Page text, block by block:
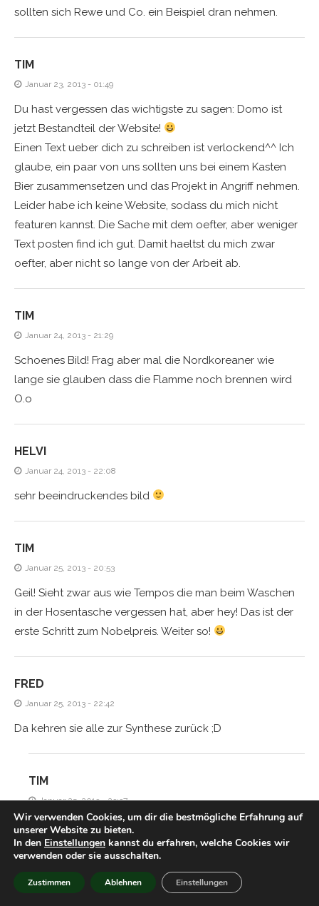
sollten sich Rewe und Co. ein Beispiel dran nehmen.
TIM
Januar 23, 2013 - 01:49
Du hast vergessen das wichtigste zu sagen: Domo ist
jetzt Bestandteil der Website!
Einen Text ueber dich zu schreiben ist verlockend^^ Ich
glaube, ein paar von uns sollten uns bei einem Kasten
Bier zusammensetzen und das Projekt in Angriff nehmen.
Leider habe ich keine Website, sodass du mich nicht
featuren kannst. Die Sache mit dem oefter, aber weniger
Text posten find ich gut. Damit haeltst du mich zwar
oefter, aber nicht so lange von der Arbeit ab.
TIM
Januar 24, 2013 - 21:29
Schoenes Bild! Frag aber mal die Nordkoreaner wie
lange sie glauben dass die Flamme noch brennen wird
O.o
HELVI
Januar 24, 2013 - 22:08
sehr beeindruckendes bild
TIM
Januar 25, 2013 - 20:53
Geil! Sieht zwar aus wie Tempos die man beim Waschen
in der Hosentasche vergessen hat, aber hey! Das ist der
erste Schritt zum Nobelpreis. Weiter so!
FRED
Januar 25, 2013 - 22:42
Da kehren sie alle zur Synthese zurück ;D
TIM
Januar 25, 2013 - 23:37
Niemals! ;p
JASI
Wir verwenden Cookies, um dir die bestmögliche Erfahrung auf
unserer Website zu bieten.
In den Einstellungen kannst du erfahren, welche Cookies wir
verwenden oder sie ausschalten.
Zustimmen Ablehnen Einstellungen